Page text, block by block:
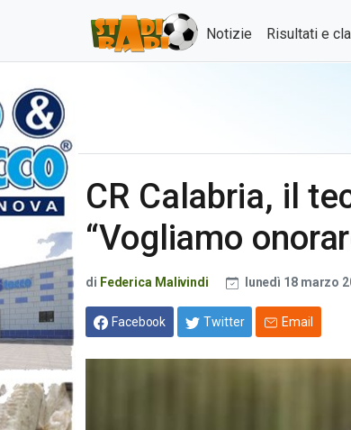
Notizie Risultati e
CR Calabria, il
“Vogliamo
di Federica Malivindi lunedì 18 marzo
Facebook Twitter Email